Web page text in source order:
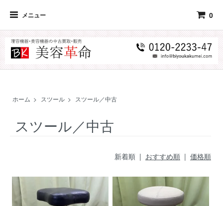
メニュー 0
ホーム > スツール > スツール／中古
スツール／中古
新着順 | おすすめ順| 価格順